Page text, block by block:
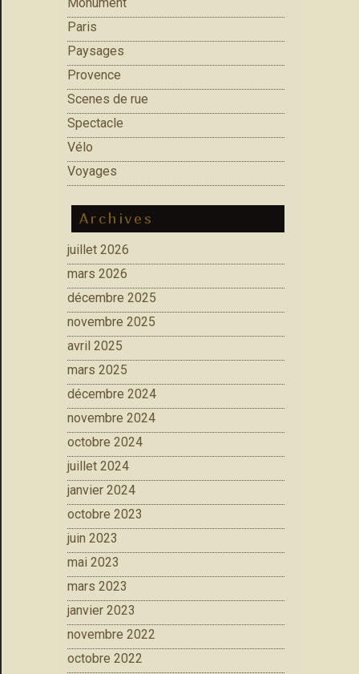
Paris
Paysages
Provence
Scenes de rue
Spectacle
Vélo
Voyages
Archives
juillet 2026
mars 2026
décembre 2025
novembre 2025
avril 2025
mars 2025
décembre 2024
novembre 2024
octobre 2024
juillet 2024
janvier 2024
octobre 2023
juin 2023
mai 2023
mars 2023
janvier 2023
novembre 2022
octobre 2022